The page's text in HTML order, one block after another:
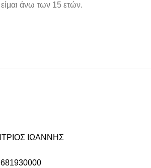
άνω των 15 ετών.
ΙΩΑΝΝΗΣ